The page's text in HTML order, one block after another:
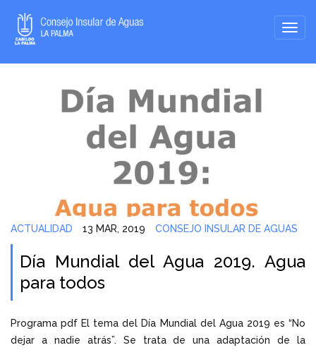
ACTUALIDAD 13 MAR, 2019 CONSEJO INSULAR DE AGUAS
Día Mundial del Agua 2019. Agua
para todos
Programa pdf El tema del Día Mundial del Agua 2019 es “No
dejar a nadie atrás”. Se trata de una adaptación de la